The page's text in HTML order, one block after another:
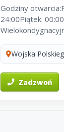
Godziny
24:00Piątek:
Wojska
Zadzwoń